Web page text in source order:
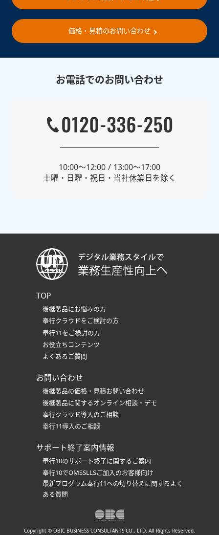
価格・見積のお問い合わせ
お電話でのお問い合わせ
10:00〜12:00 / 13:00〜17:00
土曜・日曜・祝日・当社休業日を除く
TOP
後継製品にお悩みの方
奉行クラウドをご検討の方
奉行11をご検討の方
お役立ちコンテンツ
よくあるご質問
お問い合わせ
後継製品の価格・見積お問い合わせ
後継製品に関するオンライン相談・デモ
奉行クラウド導入のご相談
奉行11導入のご相談
サポート終了案内情報
奉行10のサポート終了に関するご案内
奉行10でOMSSLLSご加入のお客様向け
最新プログラム奉行11への切り替えに関するよく
ある質問
Copyright © OBIC BUSINESS CONSULTANTS CO., LTD. All Rights Reserved.